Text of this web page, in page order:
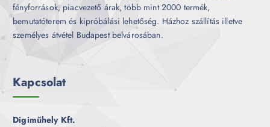
fényforrások, piacvezető árak, több mint 2000 termék,
bemutatóterem és kipróbálási lehetőség. Házhoz szállítás illetve
személyes átvétel Budapest belvárosában.
Kapcsolat
Digiműhely Kft.